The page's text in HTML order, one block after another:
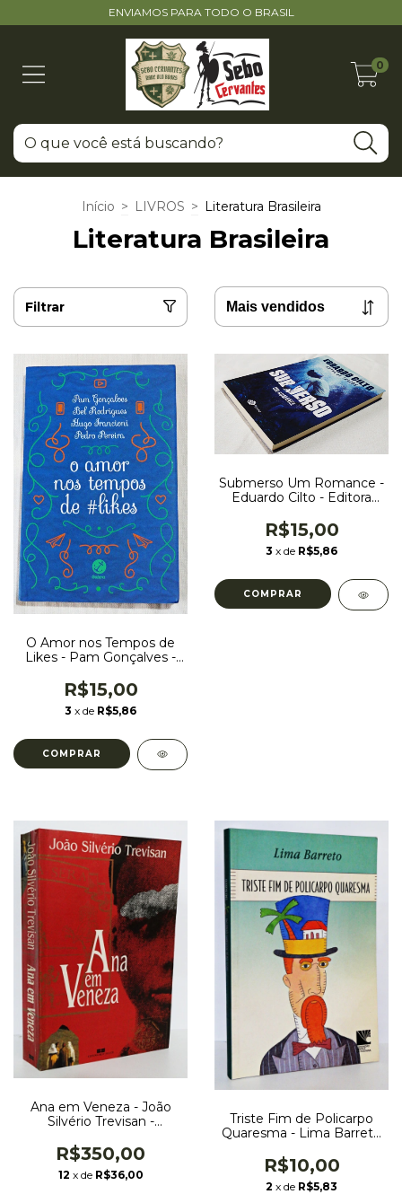
ENVIAMOS PARA TODO O BRASIL
0
Início > LIVROS > Literatura Brasileira
Literatura Brasileira
Filtrar
O Amor nos Tempos de
Likes - Pam Gonçalves -
Francioni - Pedro Pereira -
Editora Galera Record
R$15,00
3 x de R$5,86
Submerso Um Romance -
Eduardo Cilto - Editora
R$15,00
3 x de R$5,86
Ana em Veneza - João
Silvério Trevisan -
R$350,00
12 x de R$36,00
Triste Fim de Policarpo
Quaresma - Lima Barreto
Cultura
R$10,00
2 x de R$5,83